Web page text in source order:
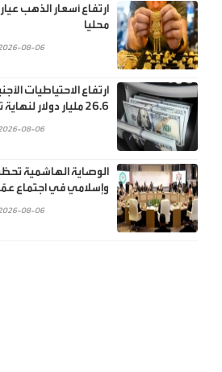
محليا
08-06
ارتفاع الاحتياطيات
26.6 مليار دولار لنهاية تموز
08-06
الوصاية الهاشمية
وإسلامي في اجتماع
08-06